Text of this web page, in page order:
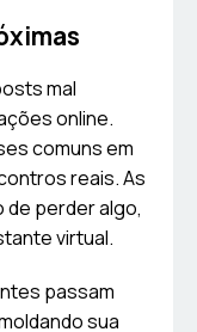
mal
online.
comuns em
reais. As
de perder algo,
virtual.
passam
sua